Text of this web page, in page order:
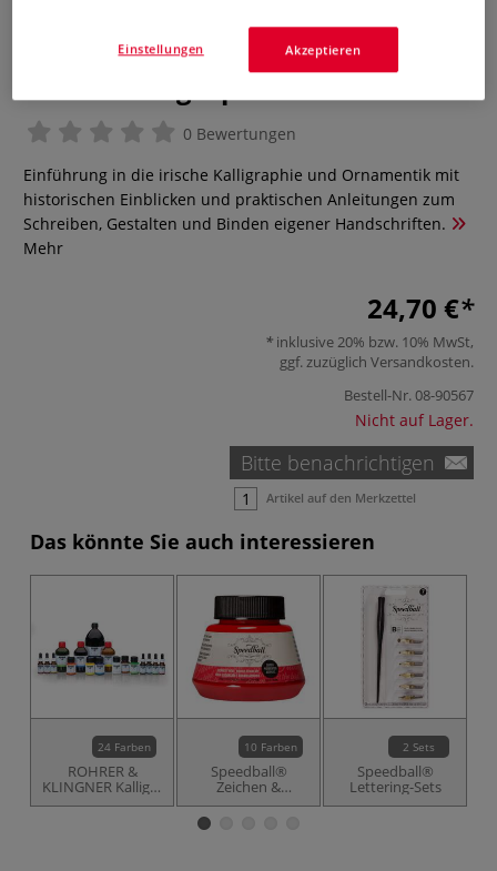
0 Bewertungen
Einführung in die irische Kalligraphie und Ornamentik mit
historischen Einblicken und praktischen Anleitungen zum
Schreiben, Gestalten und Binden eigener Handschriften.
Mehr
24,70 €
inklusive 20% bzw. 10% MwSt,
ggf. zuzüglich Versandkosten.
Bestell-Nr.08-90567
Nicht auf Lager.
Bitte benachrichtigen
Artikel auf den Merkzettel
Das könnte Sie auch interessieren
24 Farben
ROHRER &
KLINGNER Kalligrafie-
und
10 Farben
Speedball®
Zeichen &
Kalligrafie
Acryltusche
2 Sets
Speedball®
Lettering-Sets
Akzeptieren
Einstellungen